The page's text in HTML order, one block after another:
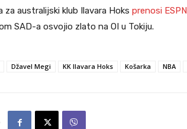
za australijski klub Ilavara Hoks prenosi ESPN
SAD-a osvojio zlato na OI u Tokiju.
Džavel Megi KK Ilavara Hoks Košarka NBA